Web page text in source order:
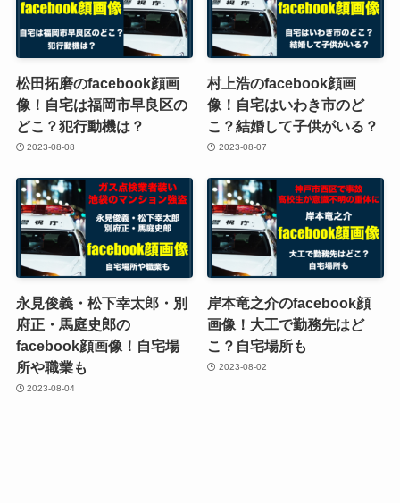
松田拓磨のfacebook顔画
像！自宅は福岡市早良区の
どこ？犯行動機は？
2023-08-08
村上浩のfacebook顔画
像！自宅はいわき市のど
こ？結婚して子供がいる？
2023-08-07
永見俊義・松下幸太郎・別
府正・馬庭史郎の
facebook顔画像！自宅場
所や職業も
2023-08-04
岸本竜之介のfacebook顔
画像！大工で勤務先はど
こ？自宅場所も
2023-08-02